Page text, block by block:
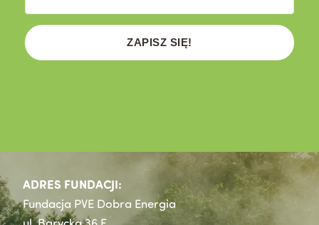
ZAPISZ SIĘ!
ADRES FUNDACJI:
Fundacja PVE Dobra Energia